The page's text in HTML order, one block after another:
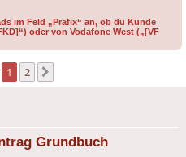
im Feld „Präfix“ an, ob du Kunde
oder von Vodafone West („[VF
1 2
Grundbuch